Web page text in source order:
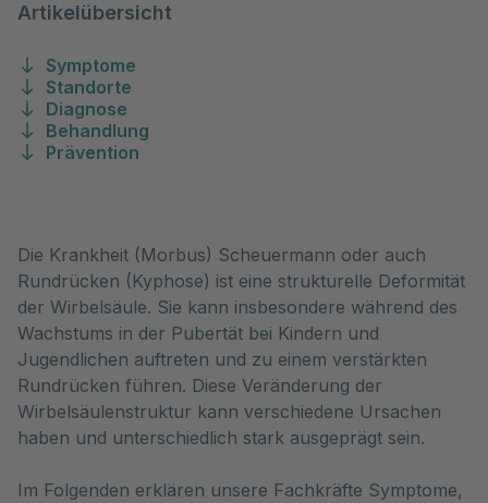
Artikelübersicht
Symptome
Standorte
Diagnose
Behandlung
Prävention
Die Krankheit (Morbus) Scheuermann oder auch
Rundrücken (Kyphose) ist eine strukturelle Deformität
der Wirbelsäule. Sie kann insbesondere während des
Wachstums in der Pubertät bei Kindern und
Jugendlichen auftreten und zu einem verstärkten
Rundrücken führen. Diese Veränderung der
Wirbelsäulenstruktur kann verschiedene Ursachen
haben und unterschiedlich stark ausgeprägt sein.
Im Folgenden erklären unsere Fachkräfte Symptome,